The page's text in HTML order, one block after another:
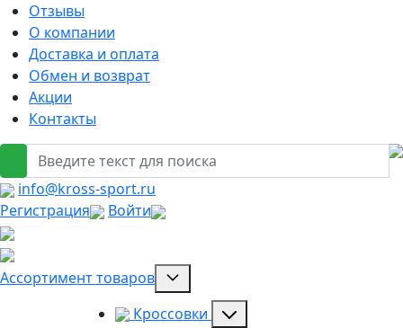
Отзывы
О компании
Доставка и оплата
Обмен и возврат
Акции
Контакты
info@kross-sport.ru
Регистрация
Войти
Ассортимент товаров
Кроссовки